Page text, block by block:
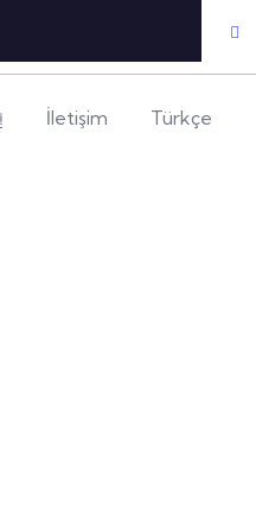
İletişim Türkçe